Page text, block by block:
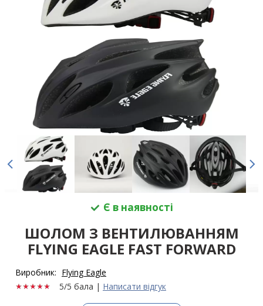
Є в наявності
ШОЛОМ З ВЕНТИЛЮВАННЯМ
FLYING EAGLE FAST FORWARD
Виробник: Flying Eagle
5/5 бала | Написати відгук